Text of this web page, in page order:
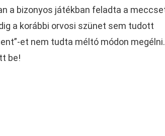
a bizonyos játékban feladta a
a korábbi orvosi szünet sem tudott
et nem tudta méltó módon megélni.
be!